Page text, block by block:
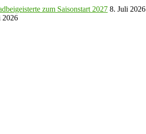
zum Saisonstart 2027 8. Juli 2026
2026